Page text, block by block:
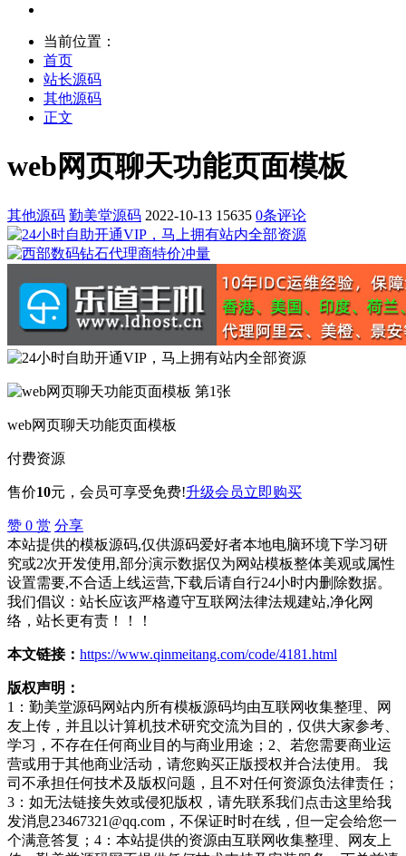
当前位置：
首页
站长源码
其他源码
正文
web网页聊天功能页面模板
其他源码 勤美堂源码 2022-10-13 15635 0条评论
web网页聊天功能页面模板
付费资源
售价10元 ，会员可享受免费!升级会员立即购买
赞 0 赏 分享
本站提供的模板源码,仅供源码爱好者本地电脑环境下学习研
究或2次开发使用,部分演示数据仅为网站模板整体美观或属性
设置需要,不合适上线运营,下载后请自行24小时内删除数据。
我们倡议：站长应该严格遵守互联网法律法规建站,净化网
络，站长更有责！！！
本文链接： https://www.qinmeitang.com/code/4181.html
版权声明：
1：勤美堂源码网站内所有模板源码均由互联网收集整理、网
友上传，并且以计算机技术研究交流为目的，仅供大家参考、
学习，不存在任何商业目的与商业用途；2、若您需要商业运
营或用于其他商业活动，请您购买正版授权并合法使用。 我
司不承担任何技术及版权问题，且不对任何资源负法律责任；
3：如无法链接失效或侵犯版权，请先联系我们点击这里给我
发消息23467321@qq.com，不保证时时在线，但一定会给您一
个满意答复；4：本站提供的资源由互联网收集整理、网友上